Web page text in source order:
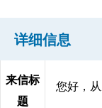
详细信息
来信标
题
您好，